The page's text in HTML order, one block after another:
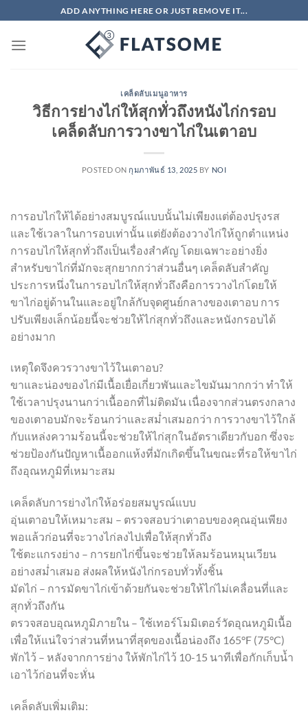
ไป
ADD ANYTHING HERE OR JUST REMOVE IT...
เคล็ดลับเมนูอาหาร
วิธีการย่างไก่ให้สุกทั่วถึงหนังไก่กรอบ
เคล็ดลับการวางขาไก่ในเตาอบ
POSTED ON กุมภาพันธ์ 13, 2025 BY NOI
การอบไก่ให้ได้อย่างสมบูรณ์แบบนั้นไม่เพียงแต่ต้องปรุงรส
และใช้เวลาในการอบเท่านั้น แต่ยังต้องวางไก่ให้ถูกตำแหน่ง
การอบไก่ให้สุกทั่วถึงเป็นเรื่องสำคัญ โดยเฉพาะอย่างยิ่ง
สำหรับขาไก่ที่มักจะสุกยากกว่าส่วนอื่นๆ เคล็ดลับสำคัญ
ประการหนึ่งในการอบไก่ให้สุกทั่วถึงคือการวางไก่โดยให้
ขาไก่อยู่ด้านในและอยู่ใกล้กับจุดศูนย์กลางของเตาอบ การ
ปรับเพียงเล็กน้อยนี้จะช่วยให้ไก่สุกทั่วถึงและหนังกรอบได้
อย่างมาก
เหตุใดจึงควรวางขาไว้ในเตาอบ?
ขาและน่องของไก่มีเนื้อเยื่อเกี่ยวพันและไขมันมากกว่า ทำให้
ใช้เวลาปรุงนานกว่าเนื้ออกที่ไม่ติดมัน เนื่องจากส่วนตรงกลาง
ของเตาอบมักจะร้อนกว่าและสม่ำเสมอกว่า การวางขาไว้ใกล้
กับแหล่งความร้อนนี้จะช่วยให้ไก่สุกในอัตราเดียวกับอก ซึ่งจะ
ช่วยป้องกันปัญหาเนื้ออกแห้งที่มักเกิดขึ้นในขณะที่รอให้ขาไก่
ถึงอุณหภูมิที่เหมาะสม
เคล็ดลับการย่างไก่ให้อร่อยสมบูรณ์แบบ
อุ่นเตาอบให้เหมาะสม – ตรวจสอบว่าเตาอบของคุณอุ่นเพียง
พอแล้วก่อนที่จะวางไก่ลงไปเพื่อให้สุกทั่วถึง
ใช้ตะแกรงย่าง – การยกไก่ขึ้นจะช่วยให้ลมร้อนหมุนเวียน
อย่างสม่ำเสมอ ส่งผลให้หนังไก่กรอบทั่วทั้งชิ้น
มัดไก่ – การมัดขาไก่เข้าด้วยกันจะช่วยให้ไก่ไม่เคลื่อนที่และ
สุกทั่วถึงกัน
ตรวจสอบอุณหภูมิภายใน – ใช้เทอร์โมมิเตอร์วัดอุณหภูมิเนื้อ
เพื่อให้แน่ใจว่าส่วนที่หนาที่สุดของเนื้อน่องถึง 165°F (75°C)
พักไว้ – หลังจากการย่าง ให้พักไก่ไว้ 10-15 นาทีเพื่อกักเก็บน้ำ
เอาไว้ก่อนที่จะหั่น
เคล็ดลับเพิ่มเติม: